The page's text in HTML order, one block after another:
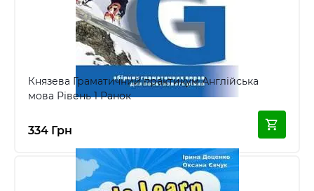
Князева Граматичний практикум Англійська
мова Рівень 1 Ранок
334 Грн